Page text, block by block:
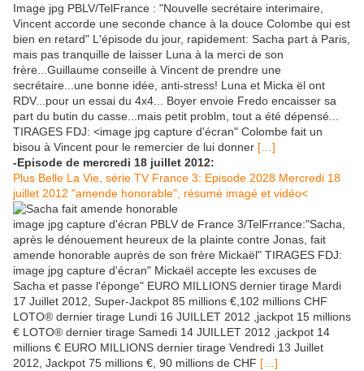
Image jpg PBLV/TelFrance : "Nouvelle secrétaire interimaire,
Vincent accorde une seconde chance à la douce Colombe qui est
bien en retard" L'épisode du jour, rapidement: Sacha part à Paris,
mais pas tranquille de laisser Luna à la merci de son
frère...Guillaume conseille à Vincent de prendre une
secrétaire...une bonne idée, anti-stress! Luna et Micka ël ont
RDV...pour un essai du 4x4... Boyer envoie Fredo encaisser sa
part du butin du casse...mais petit problm, tout a été dépensé...
TIRAGES FDJ: <image jpg capture d'écran" Colombe fait un
bisou à Vincent pour le remercier de lui donner […]
-Episode de mercredi 18 juillet 2012:
Plus Belle La Vie, série TV France 3: Episode 2028 Mercredi 18
juillet 2012 "amende honorable", résumé imagé et vidéo<
image jpg capture d'écran PBLV de France 3/TelFrrance:"Sacha,
après le dénouement heureux de la plainte contre Jonas, fait
amende honorable auprès de son frère Mickaël" TIRAGES FDJ:
image jpg capture d'écran" Mickaël accepte les excuses de
Sacha et passe l'éponge" EURO MILLIONS dernier tirage Mardi
17 Juillet 2012, Super-Jackpot 85 millions €,102 millions CHF
LOTO® dernier tirage Lundi 16 JUILLET 2012 ,jackpot 15 millions
€ LOTO® dernier tirage Samedi 14 JUILLET 2012 ,jackpot 14
millions € EURO MILLIONS dernier tirage Vendredi 13 Juillet
2012, Jackpot 75 millions €, 90 millions de CHF […]